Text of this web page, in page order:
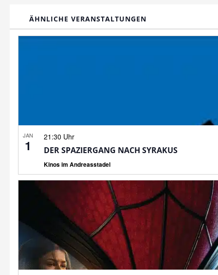
ÄHNLICHE VERANSTALTUNGEN
JAN
1
21:30 Uhr
DER SPAZIERGANG NACH SYRAKUS
Kinos im Andreasstadel